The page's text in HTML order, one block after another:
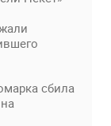
сбила